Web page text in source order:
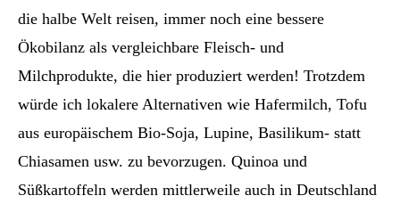
die halbe Welt reisen, immer noch eine bessere
Ökobilanz als vergleichbare Fleisch- und
Milchprodukte, die hier produziert werden! Trotzdem
würde ich lokalere Alternativen wie Hafermilch, Tofu
aus europäischem Bio-Soja, Lupine, Basilikum- statt
Chiasamen usw. zu bevorzugen. Quinoa und
Süßkartoffeln werden mittlerweile auch in Deutschland